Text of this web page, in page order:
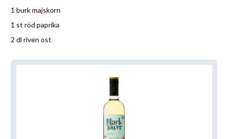
1 burk majskorn
1 st röd paprika
2 dl riven ost